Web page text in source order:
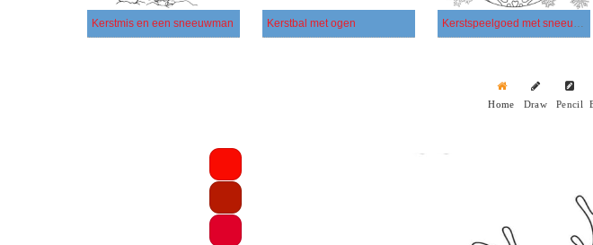
Kerstmis en een sneeuwman Kerstbal met ogen Kerstspeelgoed met sneeuwvlokken
Home Draw Pencil